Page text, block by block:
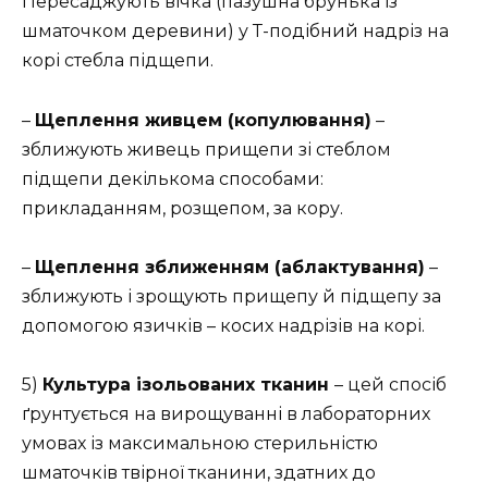
шматочком деревини) у Т-подібний надріз на
корі стебла підщепи.
– Щеплення живцем (копулювання) –
зближують живець прищепи зі стеблом
підщепи декількома способами:
прикладанням, розщепом, за кору.
– Щеплення зближенням (аблактування) –
зближують і зрощують прищепу й підщепу за
допомогою язичків – косих надрізів на корі.
5) Культура ізольованих тканин – цей спосіб
ґрунтується на вирощуванні в лабораторних
умовах із максимальною стерильністю
шматочків твірної тканини, здатних до